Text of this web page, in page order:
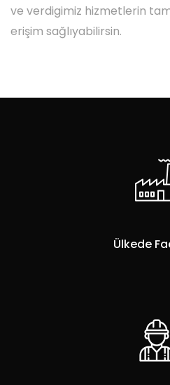
ve verdigimiz hizmetlerin
erişim sağlıyabilirsin.
Ülkede